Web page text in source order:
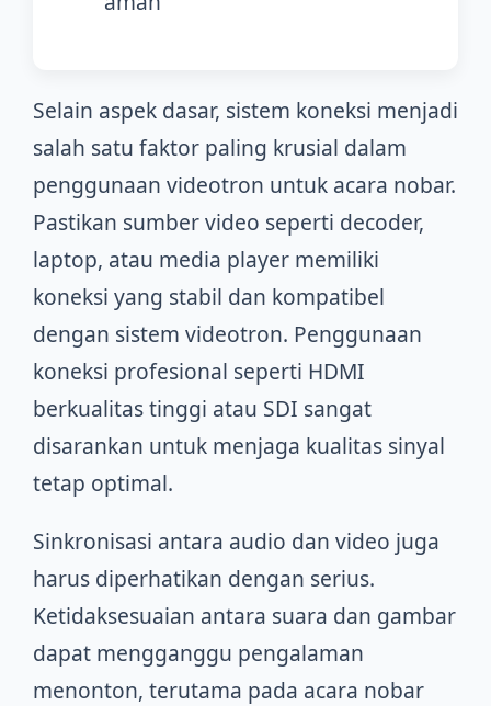
Selain aspek dasar, sistem koneksi menjadi
salah satu faktor paling krusial dalam
penggunaan videotron untuk acara nobar.
Pastikan sumber video seperti decoder,
laptop, atau media player memiliki
koneksi yang stabil dan kompatibel
dengan sistem videotron. Penggunaan
koneksi profesional seperti HDMI
berkualitas tinggi atau SDI sangat
disarankan untuk menjaga kualitas sinyal
tetap optimal.
Sinkronisasi antara audio dan video juga
harus diperhatikan dengan serius.
Ketidaksesuaian antara suara dan gambar
dapat mengganggu pengalaman
menonton, terutama pada acara nobar